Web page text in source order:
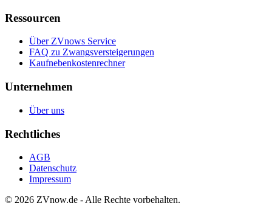
Ressourcen
Über ZVnows Service
FAQ zu Zwangsversteigerungen
Kaufnebenkostenrechner
Unternehmen
Über uns
Rechtliches
AGB
Datenschutz
Impressum
© 2026 ZVnow.de - Alle Rechte vorbehalten.